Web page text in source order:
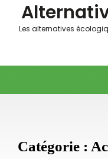
contentLes alternatives
Catégorie :